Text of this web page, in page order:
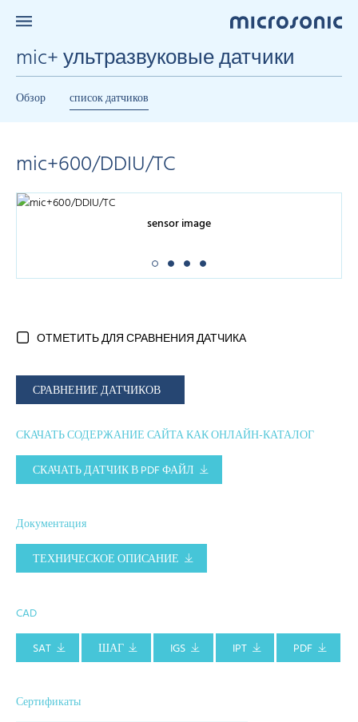
mic+ ультразвуковые датчики
Обзор список датчиков
mic+600/DDIU/TC
sensor image
ОТМЕТИТЬ ДЛЯ СРАВНЕНИЯ ДАТЧИКА
СРАВНЕНИЕ ДАТЧИКОВ
СКАЧАТЬ СОДЕРЖАНИЕ САЙТА КАК ОНЛАЙН-КАТАЛОГ
СКАЧАТЬ ДАТЧИК В PDF ФАЙЛ
Документация
ТЕХНИЧЕСКОЕ ОПИСАНИЕ
CAD
SAT
ШАГ IGS IPT PDF
Сертификаты